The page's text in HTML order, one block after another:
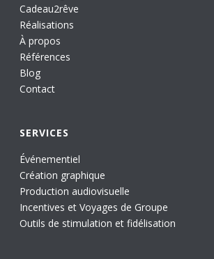
Cadeau2rêve
Réalisations
À propos
Références
Blog
Contact
SERVICES
Événementiel
Création graphique
Production audiovisuelle
Incentives et Voyages de Groupe
Outils de stimulation et fidélisation